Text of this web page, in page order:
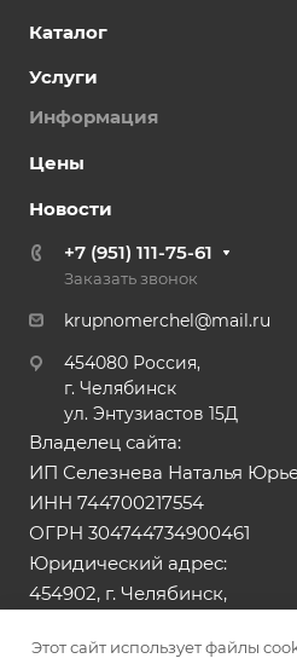
Каталог
Услуги
Информация
Цены
Новости
+7 (951) 111-75-61
Заказать звонок
krupnomerchel@mail.ru
454080 Россия,
г. Челябинск
ул. Энтузиастов 15Д
Владелец сайта:
ИП Селезнева Наталья
ИНН 744700217554
ОГРН 304744734900461
Юридический адрес:
454902, г. Челябинск,
Этот сайт использует файлы